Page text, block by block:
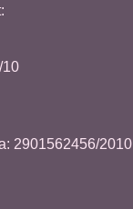
10
2901562456/2010